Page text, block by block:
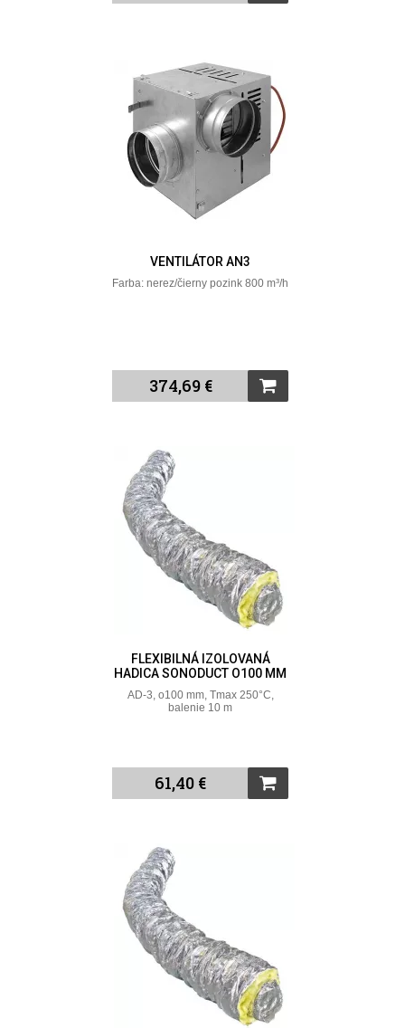
VENTILÁTOR AN3
Farba: nerez/čierny pozink 800 m³/h
374,69 €
FLEXIBILNÁ IZOLOVANÁ
HADICA SONODUCT O100 MM
AD-3, o100 mm, Tmax 250°C,
balenie 10 m
61,40 €